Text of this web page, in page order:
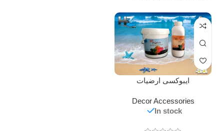
ايبوكسى ارضيات
Decor Accessories
In stock